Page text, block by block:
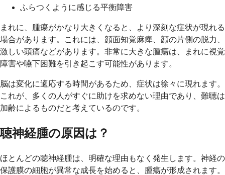
ふらつくように感じる平衡障害
まれに、腫瘍がかなり大きくなると、より深刻な症状が現れる
場合があります。これには、顔面知覚麻痺、顔の片側の脱力、
激しい頭痛などがあります。非常に大きな腫瘍は、まれに視覚
障害や嚥下困難を引き起こす可能性があります。
脳は変化に適応する時間があるため、症状は徐々に現れます。
これが、多くの人がすぐに助けを求めない理由であり、難聴は
加齢によるものだと考えているのです。
聴神経腫の原因は？
ほとんどの聴神経腫は、明確な理由もなく発生します。神経の
保護膜の細胞が異常な成長を始めると、腫瘍が形成されます。